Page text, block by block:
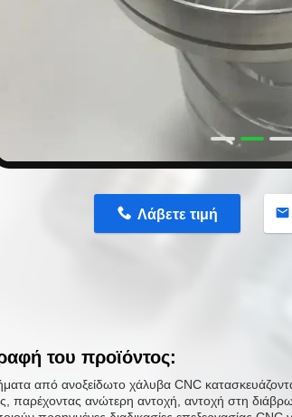
Λάβετε τιμή
του προϊόντος:
από ανοξείδωτο χάλυβα CNC
παρέχοντας ανώτερη αντοχή, αντοχή στη